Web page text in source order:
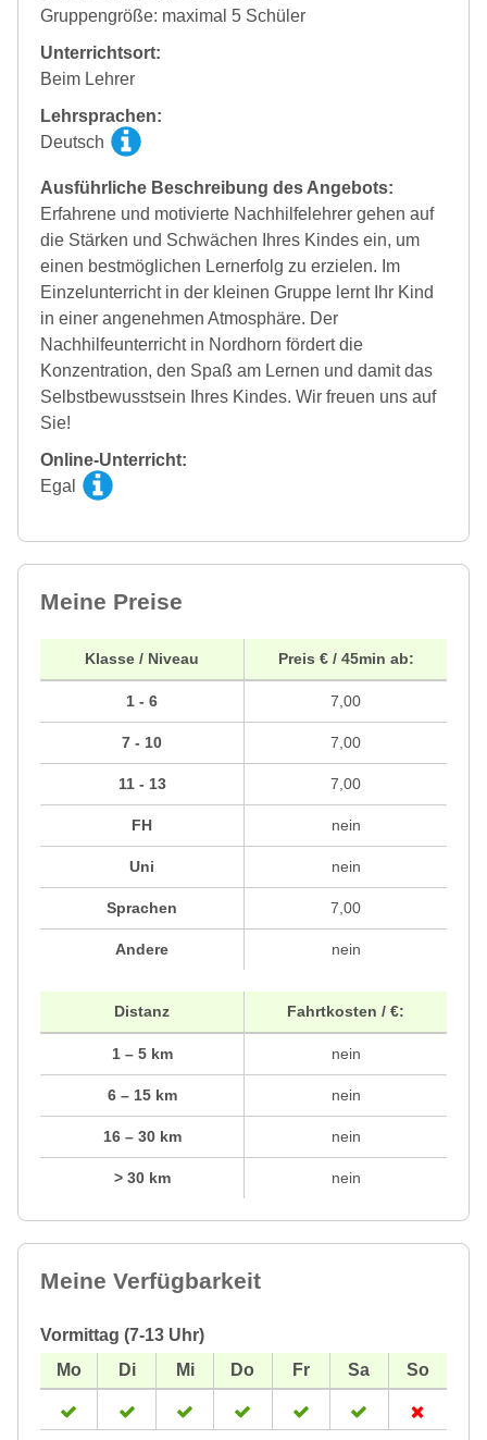
Gruppengröße: maximal 5 Schüler
Unterrichtsort:
Beim Lehrer
Lehrsprachen:
Deutsch
Ausführliche Beschreibung des Angebots:
Erfahrene und motivierte Nachhilfelehrer gehen auf
die Stärken und Schwächen Ihres Kindes ein, um
einen bestmöglichen Lernerfolg zu erzielen. Im
Einzelunterricht in der kleinen Gruppe lernt Ihr Kind
in einer angenehmen Atmosphäre. Der
Nachhilfeunterricht in Nordhorn fördert die
Konzentration, den Spaß am Lernen und damit das
Selbstbewusstsein Ihres Kindes. Wir freuen uns auf
Sie!
Online-Unterricht:
Egal
Meine Preise
Klasse / Niveau
1 - 6
7 - 10
11 - 13
FH
Uni
Sprachen
Andere
Preis € / 45min ab:
7,00
7,00
7,00
nein
nein
7,00
nein
Distanz
1 – 5 km
6 – 15 km
16 – 30 km
> 30 km
Fahrtkosten / €:
nein
nein
nein
nein
Meine Verfügbarkeit
Vormittag (7-13 Uhr)